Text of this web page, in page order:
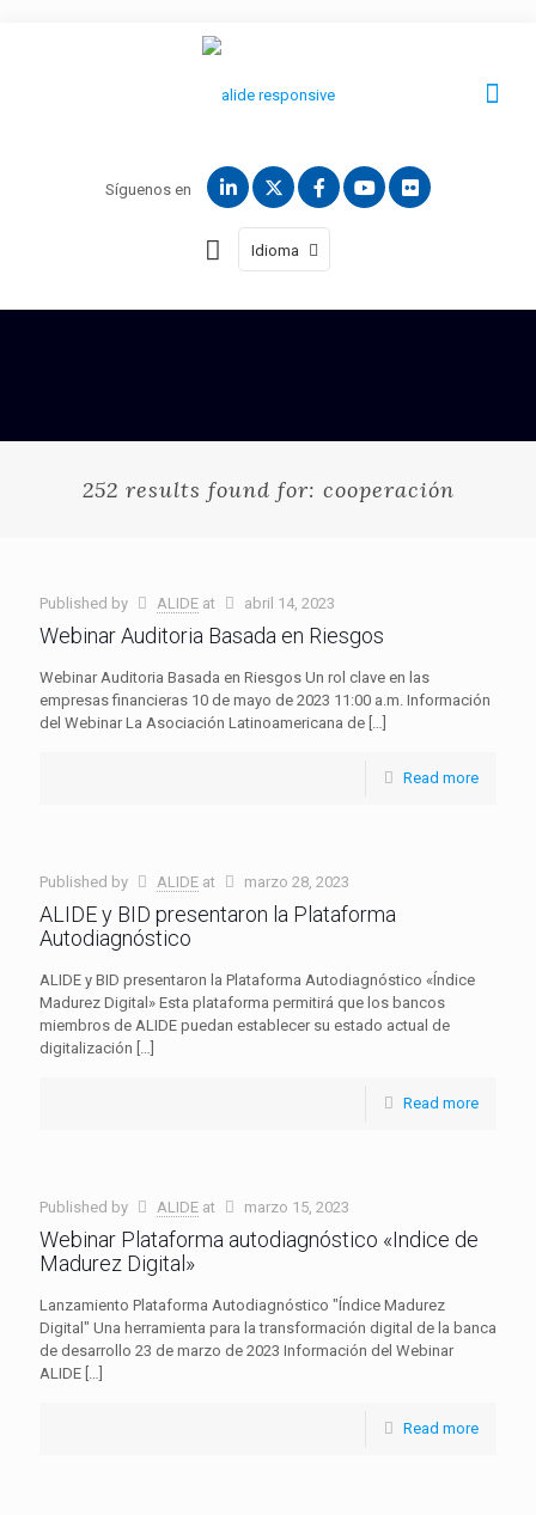
Síguenos en
Idioma
252 results found for: cooperación
Published by ALIDE at abril 14, 2023
Webinar Auditoria Basada en Riesgos
Webinar Auditoria Basada en Riesgos Un rol clave en las
empresas financieras 10 de mayo de 2023 11:00 a.m. Información
del Webinar La Asociación Latinoamericana de […]
Read more
Published by ALIDE at marzo 28, 2023
ALIDE y BID presentaron la Plataforma
Autodiagnóstico
ALIDE y BID presentaron la Plataforma Autodiagnóstico «Índice
Madurez Digital» Esta plataforma permitirá que los bancos
miembros de ALIDE puedan establecer su estado actual de
digitalización […]
Read more
Published by ALIDE at marzo 15, 2023
Webinar Plataforma autodiagnóstico «Indice de
Madurez Digital»
Lanzamiento Plataforma Autodiagnóstico "Índice Madurez
Digital" Una herramienta para la transformación digital de la banca
de desarrollo 23 de marzo de 2023 Información del Webinar
ALIDE […]
Read more